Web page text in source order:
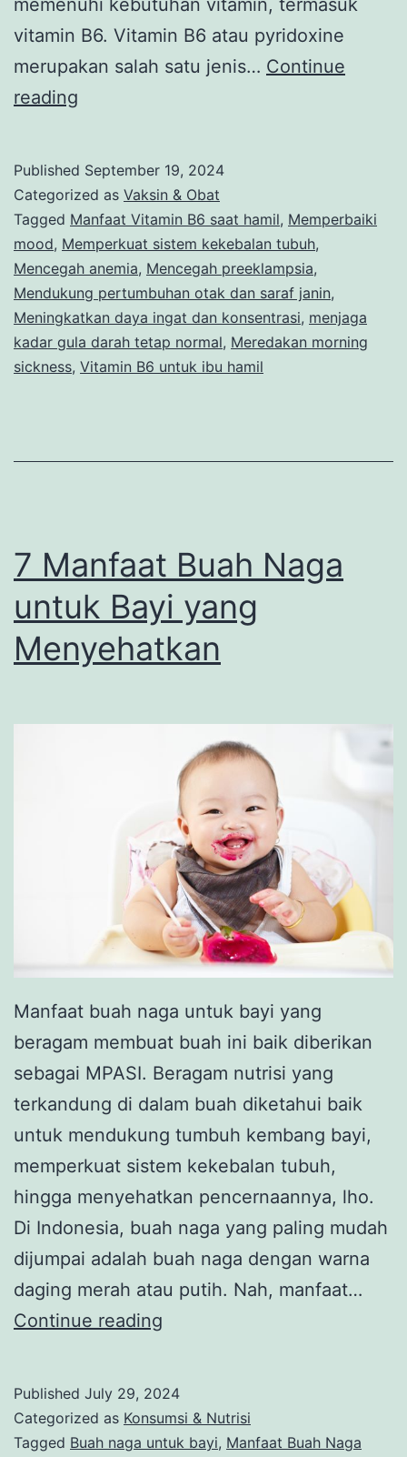
memenuhi kebutuhan vitamin, termasuk
vitamin B6. Vitamin B6 atau pyridoxine
merupakan salah satu jenis… Continue
reading
Manfaat
Vitamin
B6
untuk
Ibu
Hamil!
Published September 19, 2024
Categorized as Vaksin & Obat
Tagged Manfaat Vitamin B6 saat hamil, Memperbaiki
mood, Memperkuat sistem kekebalan tubuh,
Mencegah anemia, Mencegah preeklampsia,
Mendukung pertumbuhan otak dan saraf janin,
Meningkatkan daya ingat dan konsentrasi, menjaga
kadar gula darah tetap normal, Meredakan morning
sickness, Vitamin B6 untuk ibu hamil
7 Manfaat Buah Naga
untuk Bayi yang
Menyehatkan
Manfaat buah naga untuk bayi yang
beragam membuat buah ini baik diberikan
sebagai MPASI. Beragam nutrisi yang
terkandung di dalam buah diketahui baik
untuk mendukung tumbuh kembang bayi,
memperkuat sistem kekebalan tubuh,
hingga menyehatkan pencernaannya, lho.
Di Indonesia, buah naga yang paling mudah
dijumpai adalah buah naga dengan warna
daging merah atau putih. Nah, manfaat…
Continue reading
Naga
untuk
Published July 29, 2024
Categorized as Konsumsi & Nutrisi
Tagged Buah naga untuk bayi, Manfaat Buah Naga